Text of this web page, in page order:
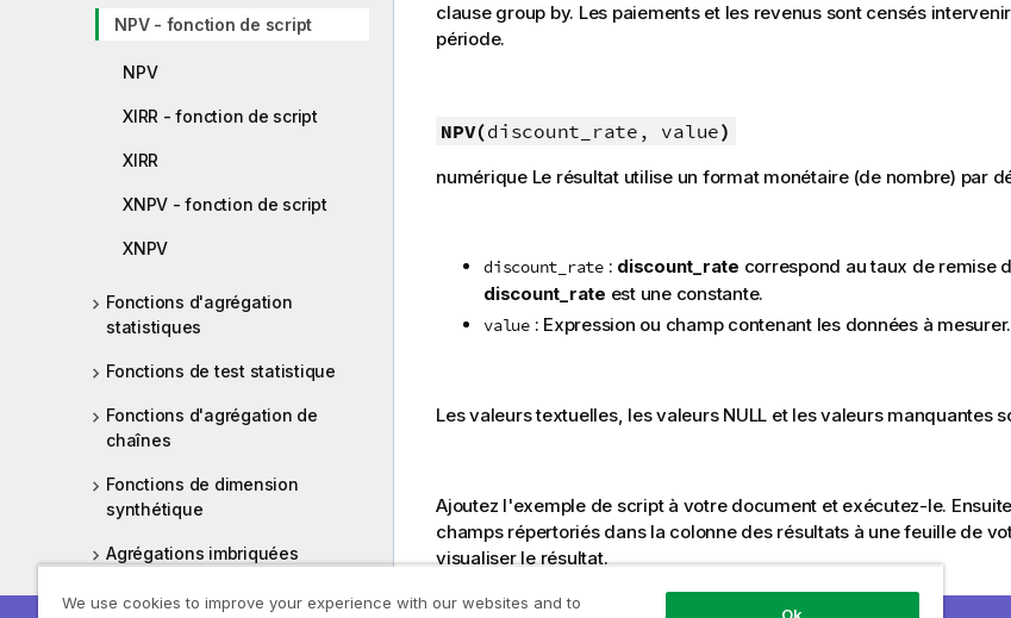
NPV - fonction de script
NPV
XIRR - fonction de script
XIRR
XNPV - fonction de script
XNPV
Fonctions d'agrégation
statistiques
Fonctions de test statistique
Fonctions d'agrégation de
chaînes
Fonctions de dimension
synthétique
Agrégations imbriquées
Aggr
clause group by. Les paiements et les revenus sont censés
période.
NPV(discount_rate, value)
numérique Le résultat utilise un format monétaire (de nombre) par
discount_rate: discount_rate correspond au taux de remise
discount_rate est une constante.
value: Expression ou champ contenant les données à mesurer.
Les valeurs textuelles, les valeurs NULL et les valeurs manquantes
Ajoutez l'exemple de script à votre document et exécutez-le.
champs répertoriés dans la colonne des résultats à une feuille de
visualiser le résultat.
Cashflow:
We use cookies to improve your experience with our websites and to